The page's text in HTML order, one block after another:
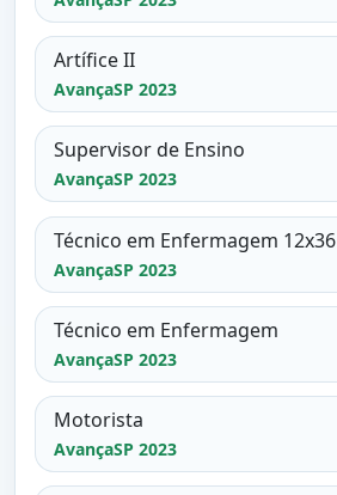
Artífice II
AvançaSP 2023
Supervisor de Ensino
AvançaSP 2023
Técnico em Enfermagem 12x36
AvançaSP 2023
Técnico em Enfermagem
AvançaSP 2023
Motorista
AvançaSP 2023